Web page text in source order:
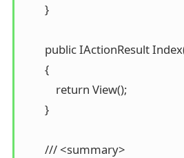
        }
public IActionResult
        {
            return View();
        }
        /// <summary>